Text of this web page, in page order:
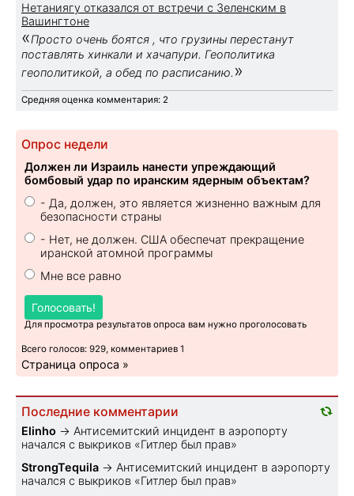
Нетаниягу отказался от встречи с Зеленским в
Вашингтоне
«Просто очень боятся , что грузины перестанут
поставлять хинкали и хачапури. Геополитика
геополитикой, а обед по расписанию. »
Средняя оценка комментария: 2
Опрос недели
Должен ли Израиль нанести упреждающий
бомбовый удар по иранским ядерным объектам?
- Да, должен, это является жизненно важным для
безопасности страны
- Нет, не должен. США обеспечат прекращение
иранской атомной программы
Мне все равно
Голосовать!
Для просмотра результатов опроса вам нужно проголосовать
Всего голосов: 929, комментариев 1
Страница опроса »
Последние комментарии
Elinho → Антисемитский инцидент в аэропорту
начался с выкриков «Гитлер был прав»
StrongTequila → Антисемитский инцидент в аэропорту
начался с выкриков «Гитлер был прав»